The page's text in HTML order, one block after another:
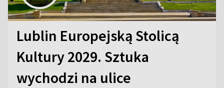
Lublin Europejską Stolicą
Kultury 2029. Sztuka
wychodzi na ulice